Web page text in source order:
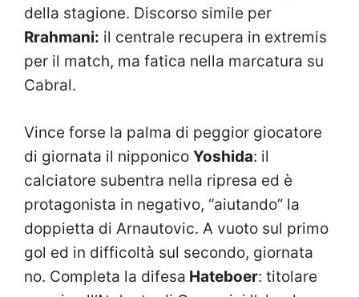
della stagione. Discorso simile per
Rrahmani: il centrale recupera in extremis
per il match, ma fatica nella marcatura su
Cabral.
Vince forse la palma di peggior giocatore
di giornata il nipponico Yoshida: il
calciatore subentra nella ripresa ed è
protagonista in negativo, “aiutando” la
doppietta di Arnautovic. A vuoto sul primo
gol ed in difficoltà sul secondo, giornata
no. Completa la difesa Hateboer: titolare